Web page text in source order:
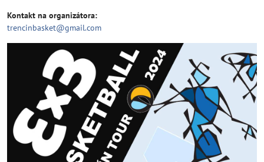
Kontakt na organizátora:
trencinbasket@gmail.com